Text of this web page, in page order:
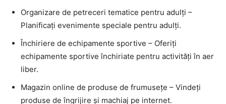
Organizare de petreceri tematice pentru adulți –
Planificați evenimente speciale pentru adulți.
Închiriere de echipamente sportive – Oferiți
echipamente sportive închiriate pentru activități în aer
liber.
Magazin online de produse de frumusețe – Vindeți
produse de îngrijire și machiaj pe internet.